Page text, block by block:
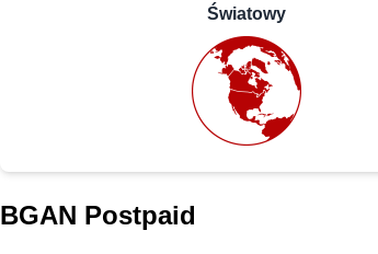
Światowy
BGAN Postpaid